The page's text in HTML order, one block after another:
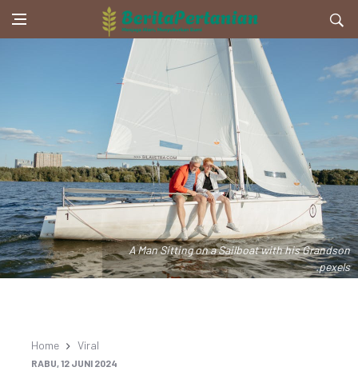
A Man Sitting on a Sailboat with his Grandson
.pexels
Home Viral
RABU, 12 JUNI 2024